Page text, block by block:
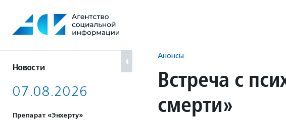
содержанию
Новости
07.08.2026
Препарат «Энхерту»
Анонсы
Встреча с
смерти»